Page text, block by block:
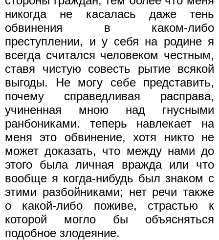
никогда не касалась даже тень
обвинения в каком-либо
преступлении, и у себя на родине я
всегда считался человеком честным,
ставя чистую совесть рытие всякой
выгоды. Не могу себе представить,
почему справедливая расправа,
учиненная мною над гнусными
ранбониками. теперь навлекает на
меня это обвинение, хотя никто не
может доказать, что между нами до
этого была личная вражда или что
вообще я когда-нибудь был знаком с
этими разбойниками; нет речи также
о какой-либо поживе, страстью к
которой могло бы объясняться
подобное злодеяние.